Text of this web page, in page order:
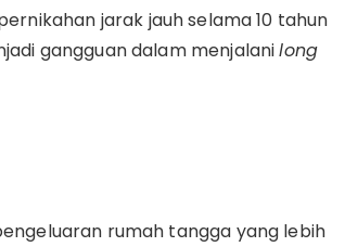
jarak jauh selama 10 tahun
gangguan dalam menjalanilong
rumah tangga yang lebih